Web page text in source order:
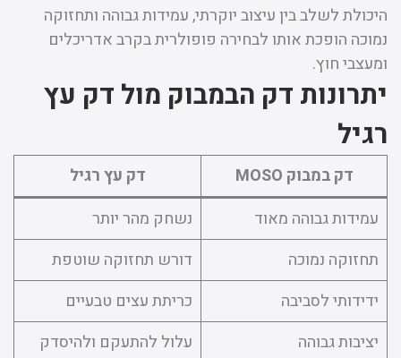
היכולת לשלב בין עיצוב יוקרתי, עמידות גבוהה ותחזוקה
נמוכה הופכת אותו לבחירה פופולרית בקרב אדריכלים
ומעצבי חוץ.
יתרונות דק הבמבוק מול דק עץ
רגיל
דק במבוק MOSO
דק עץ רגיל
עמידות גבוהה מאוד
נשחק מהר יותר
תחזוקה נמוכה
דורש תחזוקה שוטפת
ידידותי לסביבה
כריתת עצים טבעיים
יציבות גבוהה
עלול להתעקם ולהיסדק